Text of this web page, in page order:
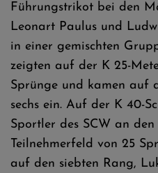
Führungstrikot bei den
Leonart Paulus und
in einer gemischten
zeigten auf der K 25-
Sprünge und kamen auf
sechs ein. Auf der K 40-
Sportler des SCW an
Teilnehmerfeld von 25
auf den siebten Rang,